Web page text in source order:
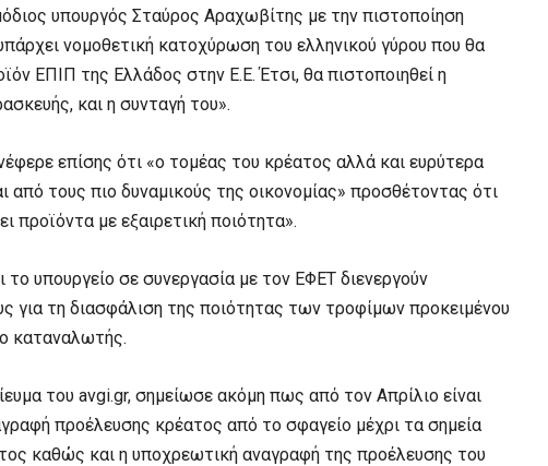
υπουργός Σταύρος Αραχωβίτης με την πιστοποίηση
νομοθετική κατοχύρωση του ελληνικού γύρου που θα
ΕΠΙΠ της Ελλάδος στην Ε.Ε. Έτσι, θα πιστοποιηθεί η
και η συνταγή του».
επίσης ότι «ο τομέας του κρέατος αλλά και ευρύτερα
από τους πιο δυναμικούς της οικονομίας» προσθέτοντας ότι
προϊόντα με εξαιρετική ποιότητα».
το υπουργείο σε συνεργασία με τον ΕΦΕΤ διενεργούν
για τη διασφάλιση της ποιότητας των τροφίμων προκειμένου
καταναλωτής.
του avgi.gr, σημείωσε ακόμη πως από τον Απρίλιο είναι
προέλευσης κρέατος από το σφαγείο μέχρι τα σημεία
καθώς και η υποχρεωτική αναγραφή της προέλευσης του